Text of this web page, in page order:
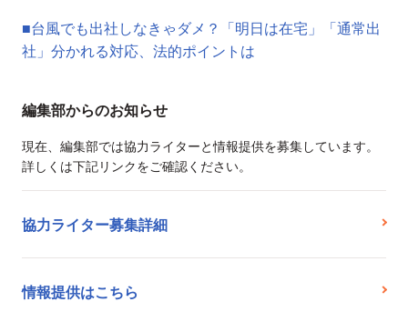
■台風でも出社しなきゃダメ？「明日は在宅」「通常出
社」分かれる対応、法的ポイントは
編集部からのお知らせ
現在、編集部では協力ライターと情報提供を募集しています。
詳しくは下記リンクをご確認ください。
協力ライター募集詳細
情報提供はこちら